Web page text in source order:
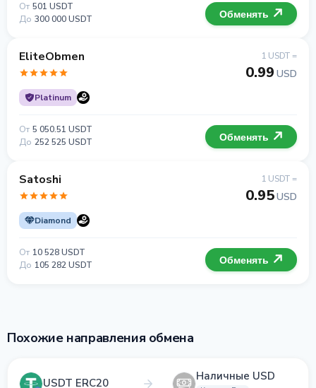
От 501 USDT
До 300 000 USDT Обменять
EliteObmen
Platinum
1 USDT =
0.99 USD
От 5 050.51 USDT
До 252 525 USDT Обменять
Satoshi
Diamond
1 USDT =
0.95USD
От 10 528 USDT
До 105 282 USDT Обменять
Похожие направления обмена
USDT ERC20 Наличные USD